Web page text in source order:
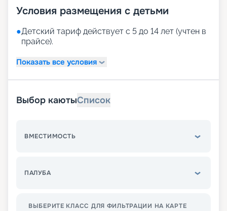
Условия размещения с детьми
●Детский тариф действует с 5 до 14 лет (учтен в
прайсе).
Показать все условия
Выбор каютыСписок
ВМЕСТИМОСТЬ
ПАЛУБА
ВЫБЕРИТЕ КЛАСС ДЛЯ ФИЛЬТРАЦИИ НА КАРТЕ